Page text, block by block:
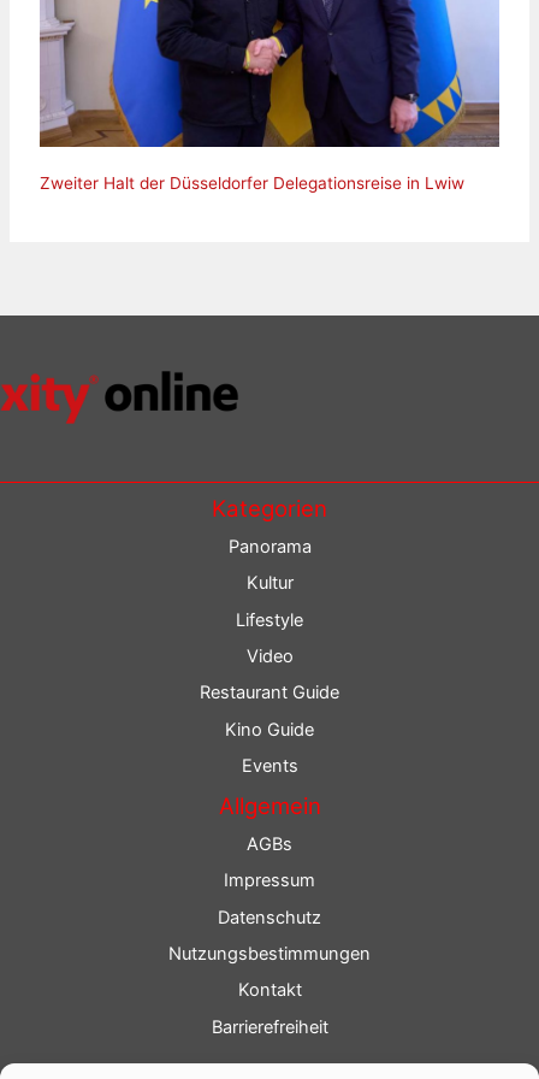
Zweiter Halt der Düsseldorfer Delegationsreise in Lwiw
Kategorien
Panorama
Kultur
Lifestyle
Video
Restaurant Guide
Kino Guide
Events
Allgemein
AGBs
Impressum
Datenschutz
Nutzungsbestimmungen
Kontakt
Barrierefreiheit